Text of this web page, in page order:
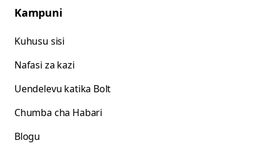
Kampuni
Kuhusu sisi
Nafasi za kazi
Uendelevu katika Bolt
Chumba cha Habari
Blogu